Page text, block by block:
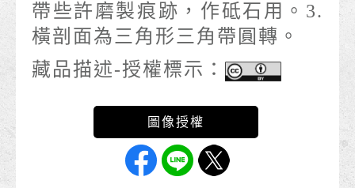
帶些許磨製痕跡，作砥石用。3.
橫剖面為三角形三角帶圓轉。
藏品描述-授權標示：